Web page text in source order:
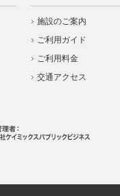
施設のご案内
ご利用ガイド
ご利用料金
交通アクセス